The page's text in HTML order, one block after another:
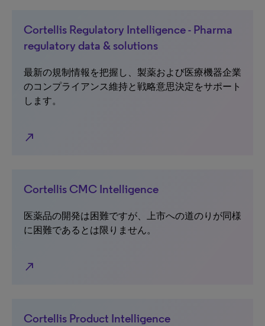
Cortellis Regulatory Intelligence - Pharma
regulatory data & solutions
最新の規制情報を把握し、製薬および医療機器企業
のコンプライアンス維持と戦略意思決定をサポート
します。
north_east
Cortellis CMC Intelligence
医薬品の開発は困難ですが、上市への道のりが同様
に困難であるとは限りません。
north_east
Cortellis Product Intelligence